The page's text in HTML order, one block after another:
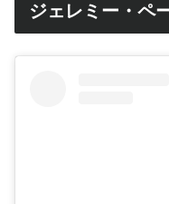
ジェレミー・ペ